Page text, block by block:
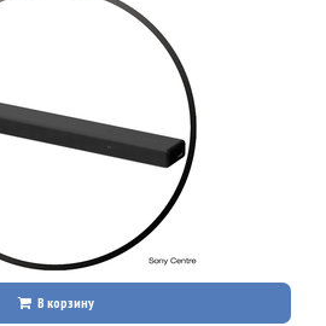
В корзину